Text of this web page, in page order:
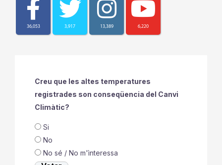
36,053 3,917 13,389 6,220
Creu que les altes temperatures
registrades son conseqüencia del Canvi
Climàtic?
Si
No
No sé / No m'ìnteressa